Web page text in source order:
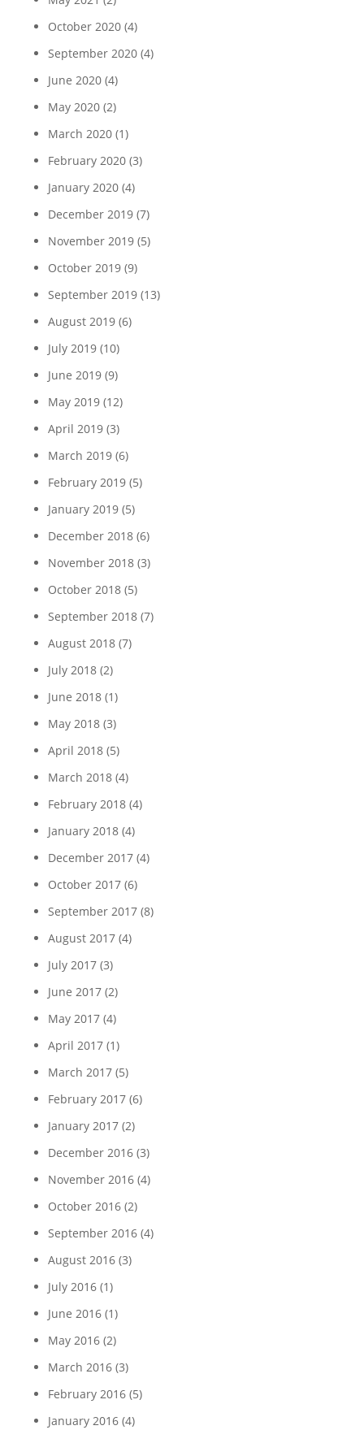
October 2020(4)
September 2020(4)
June 2020(4)
May 2020(2)
March 2020(1)
February 2020(3)
January 2020(4)
December 2019(7)
November 2019(5)
October 2019(9)
September 2019(13)
August 2019(6)
July 2019(10)
June 2019(9)
May 2019(12)
April 2019(3)
March 2019(6)
February 2019(5)
January 2019(5)
December 2018(6)
November 2018(3)
October 2018(5)
September 2018(7)
August 2018(7)
July 2018(2)
June 2018(1)
May 2018(3)
April 2018(5)
March 2018(4)
February 2018(4)
January 2018(4)
December 2017(4)
October 2017(6)
September 2017(8)
August 2017(4)
July 2017(3)
June 2017(2)
May 2017(4)
April 2017(1)
March 2017(5)
February 2017(6)
January 2017(2)
December 2016(3)
November 2016(4)
October 2016(2)
September 2016(4)
August 2016(3)
July 2016(1)
June 2016(1)
May 2016(2)
March 2016(3)
February 2016(5)
January 2016(4)